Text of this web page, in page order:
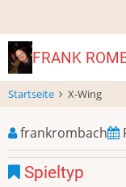
zum
InhaltFRANK
Startseite X-Wing
frankrombach
Spieltyp